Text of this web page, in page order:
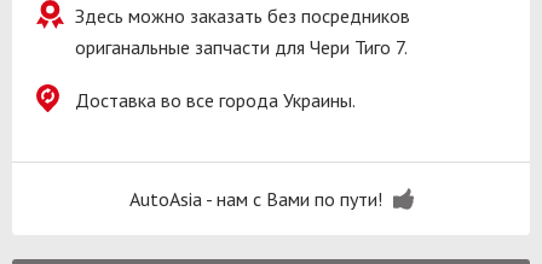
Здесь можно заказать без посредников
ориганальные запчасти для Чери Тиго 7.
Доставка во все города Украины.
AutoAsia - нам с Вами по пути!